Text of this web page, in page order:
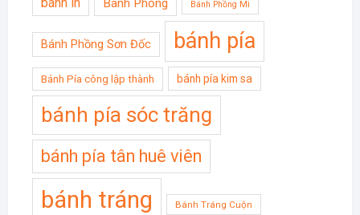
Bánh Phồng Bánh Phồng Mì
Bánh Phồng Sơn Đốc bánh pía
Bánh Pía công lập thành bánh pía kim sa
bánh pía sóc trăng
bánh pía tân huê viên
bánh tráng Bánh Tráng Cuộn